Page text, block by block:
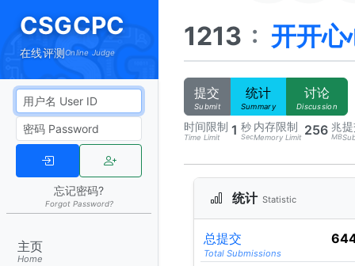
CSGCPC
在线评测Online Judge
忘记密码?
Forgot Password?
主页
Home
1213 : 开开
提交
Submit
统计
Summary
讨论
Discussion
时间限制
Time Limit 1 秒
Sec
内存限制
Memory Limit 256 兆
MB
统计 Statistic
总提交
Total Submissions